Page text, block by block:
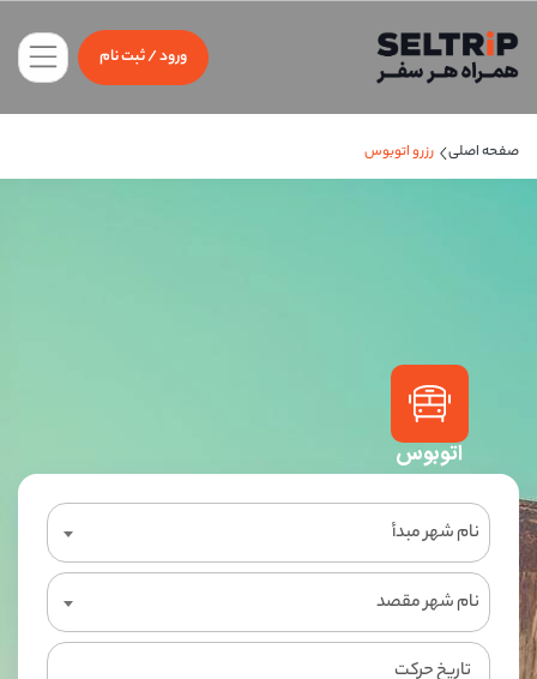
ورود / ثبت نام
صفحه اصلی رزرو اتوبوس
اتوبوس
نام شهر مبدأ
نام شهر مقصد